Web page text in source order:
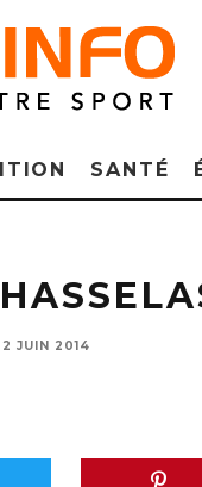
SANTÉ
2 JUIN 2014